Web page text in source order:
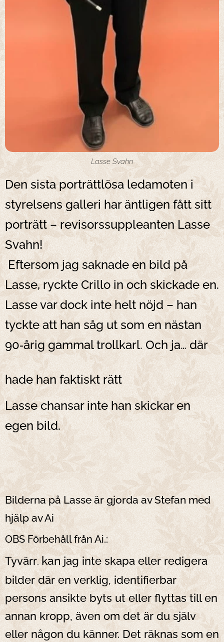
Lasse Svahn
Den sista porträttlösa ledamoten i
styrelsens galleri har äntligen fått sitt
porträtt – revisorssuppleanten Lasse
Svahn!
Eftersom jag saknade en bild på
Lasse, ryckte Crillo in och skickade en.
Lasse var dock inte helt nöjd – han
tyckte att han såg ut som en nästan
90‑årig gammal trollkarl. Och ja… där
hade han faktiskt rätt 😲
Lasse chansar inte han skickar en
egen bild.
Bilderna på Lasse är gjorda av Stefan med
hjälp av Ai
OBS Förbehåll från Ai.:
Tyvärr,kan jag inte skapa eller redigera
bilder där en verklig, identifierbar
persons ansikte byts ut eller flyttas till en
annan kropp, även om det är du själv
eller någon du känner. Det räknas som en